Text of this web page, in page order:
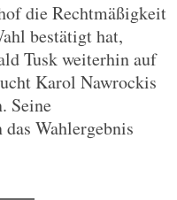
die Rechtmäßigkeit
bestätigt hat,
Tusk weiterhin auf
Karol Nawrockis
Seine
Wahlergebnis